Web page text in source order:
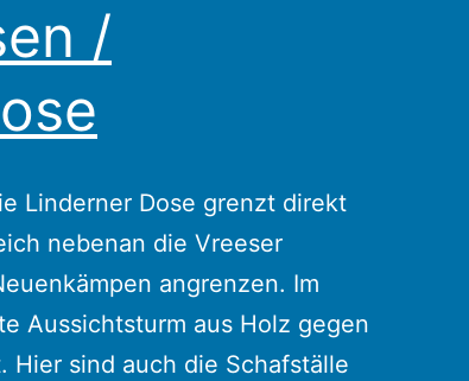
/
Linderner Dose grenzt direkt
nebenan die Vreeser
angrenzen. Im
Aussichtsturm aus Holz gegen
Hier sind auch die Schafställe